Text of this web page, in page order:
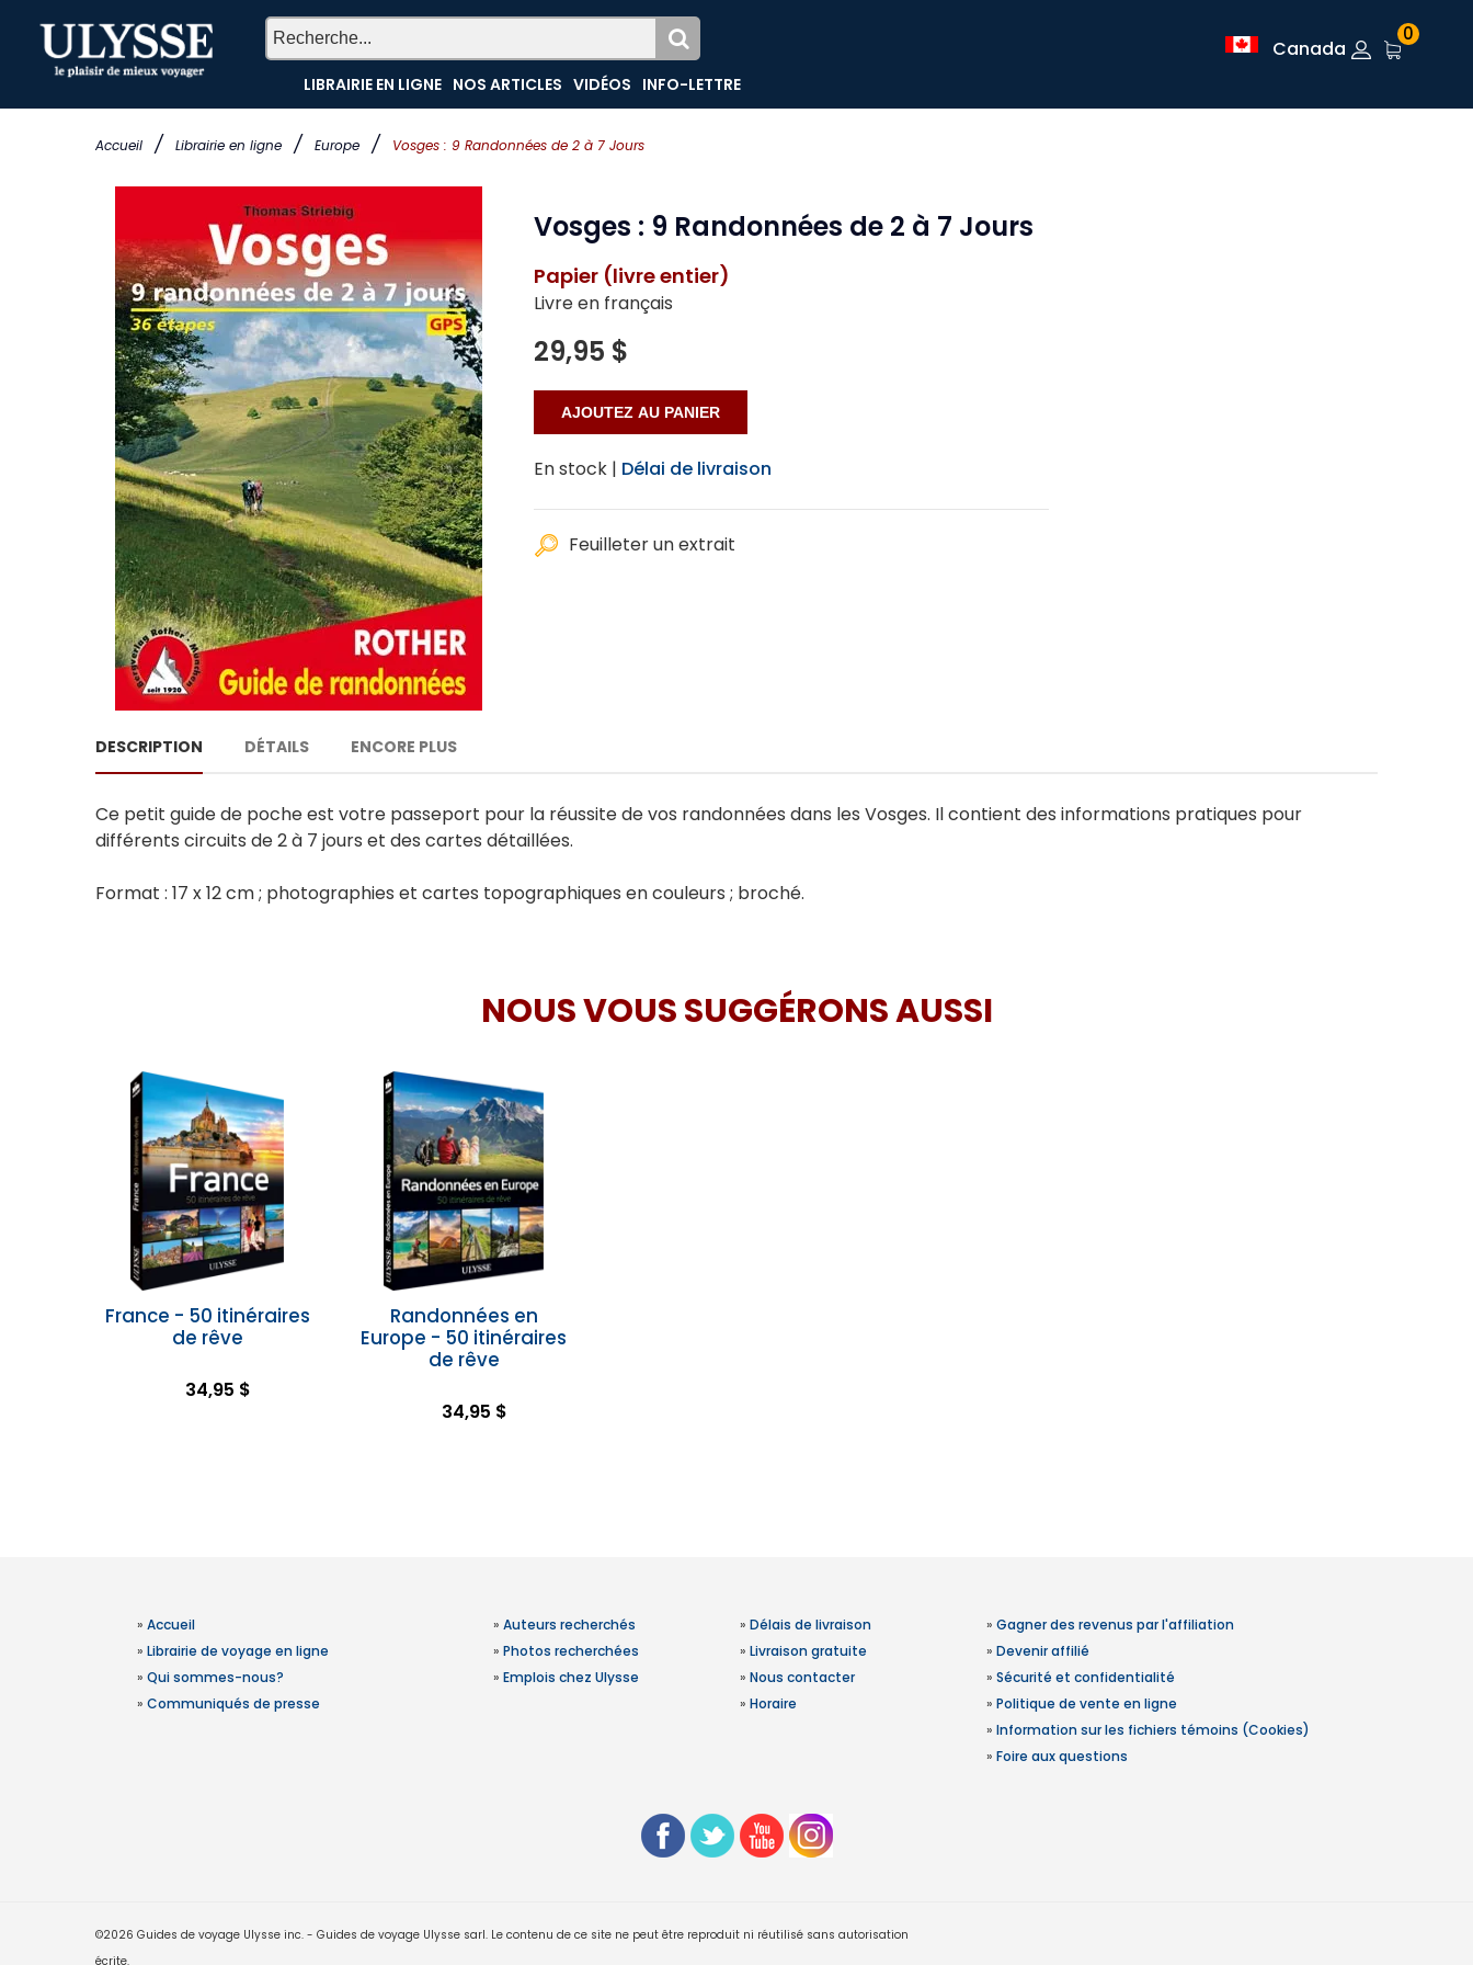
Accueil / Librairie en ligne / Europe / Vosges : 9 Randonnées de 2 à 7 Jours
LIBRAIRIE EN LIGNE NOS ARTICLES VIDÉOS INFO-LETTRE
Canada
0
Vosges : 9 Randonnées de 2 à 7 Jours
Papier (livre entier)
Livre en français
29,95 $
En stock | Délai de livraison
Feuilleter un extrait
DESCRIPTION DÉTAILS ENCORE PLUS
Ce petit guide de poche est votre passeport pour la réussite de vos randonnées dans les Vosges. Il contient des informations pratiques pour
différents circuits de 2 à 7 jours et des cartes détaillées.
Format : 17 x 12 cm ; photographies et cartes topographiques en couleurs ; broché.
NOUS VOUS SUGGÉRONS AUSSI
France - 50 itinéraires
de rêve
34,95 $
Randonnées en
Europe - 50 itinéraires
de rêve
34,95 $
» Accueil
» Librairie de voyage en ligne
» Qui sommes-nous?
» Communiqués de presse
» Auteurs recherchés
» Photos recherchées
» Emplois chez Ulysse
» Délais de livraison
» Livraison gratuite
» Nous contacter
» Horaire
» Gagner des revenus par l'affiliation
» Devenir affilié
» Sécurité et confidentialité
» Politique de vente en ligne
» Information sur les fichiers témoins (Cookies)
» Foire aux questions
©2026 Guides de voyage Ulysse inc. - Guides de voyage Ulysse sarl. Le contenu de ce site ne peut être reproduit ni réutilisé sans autorisation
écrite.